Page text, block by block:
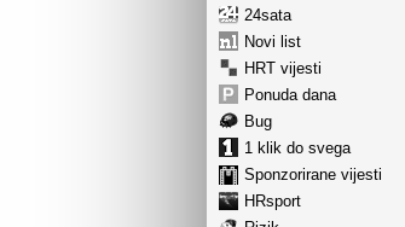
24sata
Novi list
HRT vijesti
Ponuda dana
Bug
1 klik do svega
Sponzorirane vijesti
HRsport